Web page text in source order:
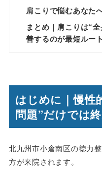
肩こりで悩むあなた
まとめ｜肩こりは“
善するのが最短ルート
はじめに｜慢性
問題”だけでは
北九州市小倉南区の徳力
方が来院されます。